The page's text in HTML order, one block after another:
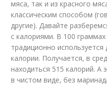
мяса, так и из красного
классическим способом
другие). Давайте
с калориями. В 100
традиционно
калории. Получается, в
находиться 515 калорий. А
в чистом виде, без